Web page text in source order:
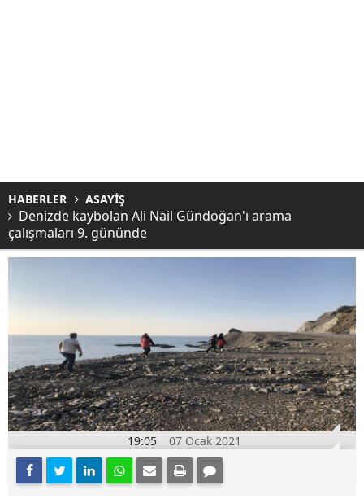
HABERLER ASAYİŞ
Denizde kaybolan Ali Nail Gündoğan'ı arama
çalışmaları 9. gününde
19:05 07 Ocak 2021